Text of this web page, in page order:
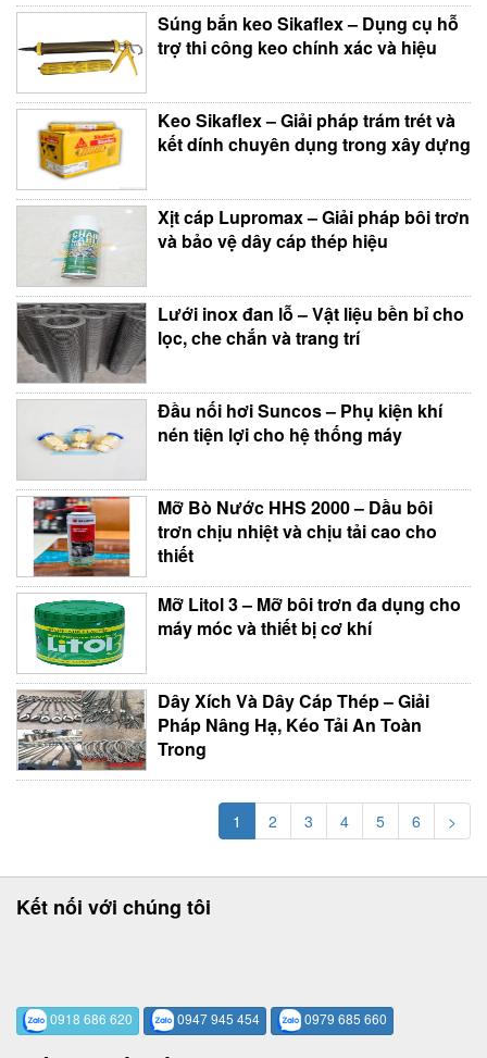
Súng bắn keo Sikaflex – Dụng cụ hỗ
trợ thi công keo chính xác và hiệu
Keo Sikaflex – Giải pháp trám trét và
kết dính chuyên dụng trong xây dựng
Xịt cáp Lupromax – Giải pháp bôi trơn
và bảo vệ dây cáp thép hiệu
Lưới inox đan lỗ – Vật liệu bền bỉ cho
lọc, che chắn và trang trí
Đầu nối hơi Suncos – Phụ kiện khí
nén tiện lợi cho hệ thống máy
Mỡ Bò Nước HHS 2000 – Dầu bôi
trơn chịu nhiệt và chịu tải cao cho
thiết
Mỡ Litol 3 – Mỡ bôi trơn đa dụng cho
máy móc và thiết bị cơ khí
Dây Xích Và Dây Cáp Thép – Giải
Pháp Nâng Hạ, Kéo Tải An Toàn
Trong
1 2 3 4 5 6 >
Kết nối với chúng tôi
0918 686 620 0947 945 454 0979 685 660